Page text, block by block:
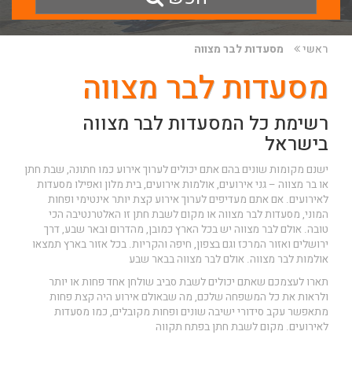
ראשי מסעדות לבר מצווה
מסעדות לבר מצווה
רשימת כל המסעדות לבר מצווה
בישראל
ישנם מקומות שונים בהם אתם יכולים לערוך אירוע כמו חתונה, שבת חתן
או בר מצווה – גני אירועים, אולמות אירועים, בית מלון ואפילו מסעדות
לאירועים. אם אתם מעדיפים לערוך אירוע קצת יותר אינטימי ופחות
המוני, מסעדות לבר מצווה או מקום לשבת חתן זו האלטרנטיבה הכי
טובה. אולם לבר מצווה יש בכל הארץ כמובן, מהדרום ובאר שבע, דרך
ירושלים ואזור המרכז וגם בצפון, חיפה והקריות. בכל אזור בארץ תמצאו
אולמות לבר מצווה. אולם לבר מצווה בבאר שבע
תארו לעצמכם שאתם יכולים לשבת סביב שולחן אחד פחות או יותר
ולראות את כל המשפחה שלכם, מה שבאולם אירוע היה קצת פחות
מתאפשר עקב סידורי ישיבה שונים ופחות מקובלים, כמו מסעדות
לאירועים. מקום לשבת חתן בפתח תקווה